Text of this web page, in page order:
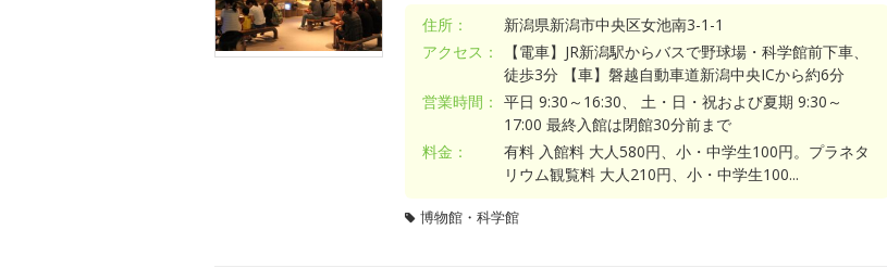
住所：
新潟県新潟市中央区女池南3-1-1
アクセス：
【電車】JR新潟駅からバスで野球場・科学館前下車、
徒歩3分 【車】磐越自動車道新潟中央ICから約6分
営業時間： 平日 9:30～16:30、 土・日・祝および夏期 9:30～
17:00 最終入館は閉館30分前まで
料金：
有料 入館料 大人580円、小・中学生100円。プラネタ
リウム観覧料 大人210円、小・中学生100...
博物館・科学館